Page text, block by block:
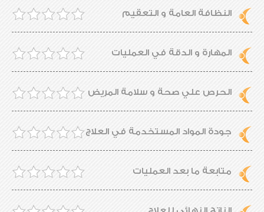
النظافة العامة و التعقيم
المهارة و الدقة في العمليات
الحرص علي صحة و سلامة المريض
جودة المواد المستخدمة في العلاج
متابعة ما بعد العمليات